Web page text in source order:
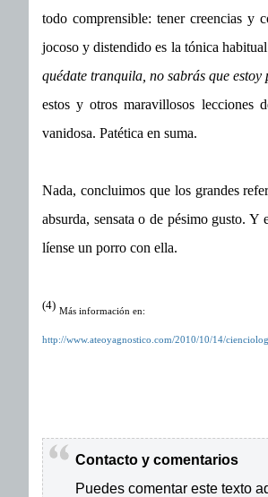
todo comprensible: tener creencias y
jocoso y distendido es la tónica
quédate tranquila, no sabrás que
estos y otros maravillosos
vanidosa. Patética en suma.
Nada, concluimos que los grandes
absurda, sensata o de pésimo gusto.
líense un porro con ella.
(4) Más información en:
http://www.ateoyagnostico.com/2010/10/14/
Contacto y comentarios
Puedes comentar este texto